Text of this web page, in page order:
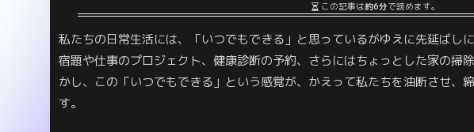
この記事は約6分で読めます。
私たちの日常生活には、「いつでもできる」と思っているがゆえに先延ばし
宿題や仕事のプロジェクト、健康診断の予約、さらにはちょっとした家の掃
かし、この「いつでもできる」という感覚が、かえって私たちを油断させ、
す。